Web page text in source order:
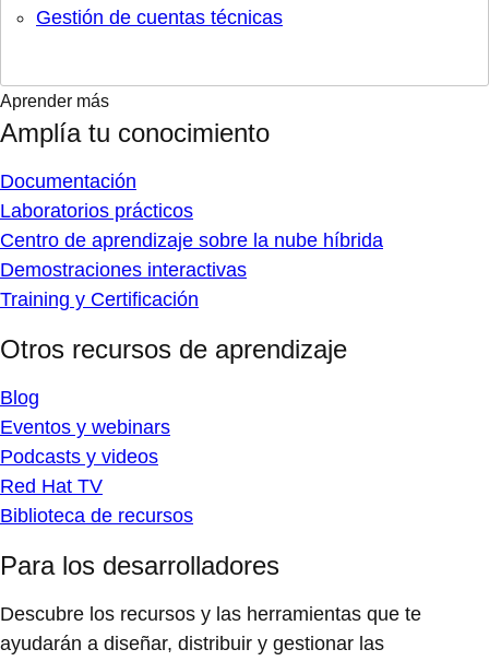
Gestión de cuentas técnicas
Aprender más
Amplía tu conocimiento
Documentación
Laboratorios prácticos
Centro de aprendizaje sobre la nube híbrida
Demostraciones interactivas
Training y Certificación
Otros recursos de aprendizaje
Blog
Eventos y webinars
Podcasts y videos
Red Hat TV
Biblioteca de recursos
Para los desarrolladores
Descubre los recursos y las herramientas que te
ayudarán a diseñar, distribuir y gestionar las